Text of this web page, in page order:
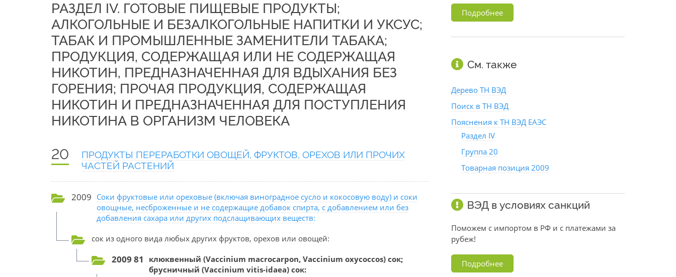
РАЗДЕЛ IV. ГОТОВЫЕ ПИЩЕВЫЕ ПРОДУКТЫ;
АЛКОГОЛЬНЫЕ И БЕЗАЛКОГОЛЬНЫЕ НАПИТКИ И УКСУС;
ТАБАК И ПРОМЫШЛЕННЫЕ ЗАМЕНИТЕЛИ ТАБАКА;
ПРОДУКЦИЯ, СОДЕРЖАЩАЯ ИЛИ НЕ СОДЕРЖАЩАЯ
НИКОТИН, ПРЕДНАЗНАЧЕННАЯ ДЛЯ ВДЫХАНИЯ БЕЗ
ГОРЕНИЯ; ПРОЧАЯ ПРОДУКЦИЯ, СОДЕРЖАЩАЯ
НИКОТИН И ПРЕДНАЗНАЧЕННАЯ ДЛЯ ПОСТУПЛЕНИЯ
НИКОТИНА В ОРГАНИЗМ ЧЕЛОВЕКА
20
ПРОДУКТЫ ПЕРЕРАБОТКИ ОВОЩЕЙ, ФРУКТОВ, ОРЕХОВ ИЛИ ПРОЧИХ
ЧАСТЕЙ РАСТЕНИЙ
2009 Соки фруктовые или ореховые (включая виноградное сусло и кокосовую воду) и соки
овощные, несброженные и не содержащие добавок спирта, с добавлением или без
добавления сахара или других подслащивающих веществ:
сок из одного вида любых других фруктов, орехов или овощей:
2009 81
клюквенный (Vaccinium macrocarpon, Vaccinium oxycoccos) сок;
брусничный (Vaccinium vitis-idaea) сок:
Подробнее
См. также
Дерево ТН ВЭД
Поиск в ТН ВЭД
Пояснения к ТН ВЭД ЕАЭС
Раздел IV
Группа 20
Товарная позиция 2009
ВЭД в условиях санкций
Поможем с импортом в РФ и с платежами за
рубеж!
Подробнее